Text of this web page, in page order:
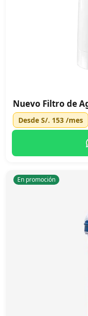
Nuevo Filtro de
Desde S/. 153 /mes
En promoción